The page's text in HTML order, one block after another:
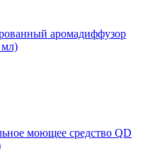
аромадиффузор
мл)
моющее средство QD